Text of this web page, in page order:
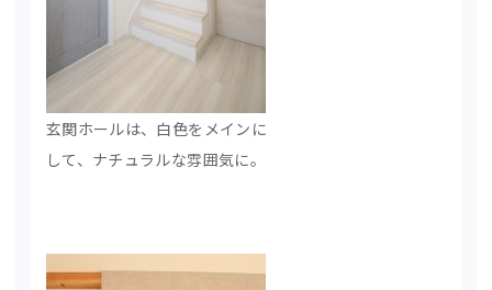
玄関ホールは、白色をメインに
して、ナチュラルな雰囲気に。